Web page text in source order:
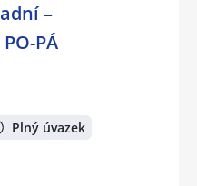
–
PÁ
Plný úvazek